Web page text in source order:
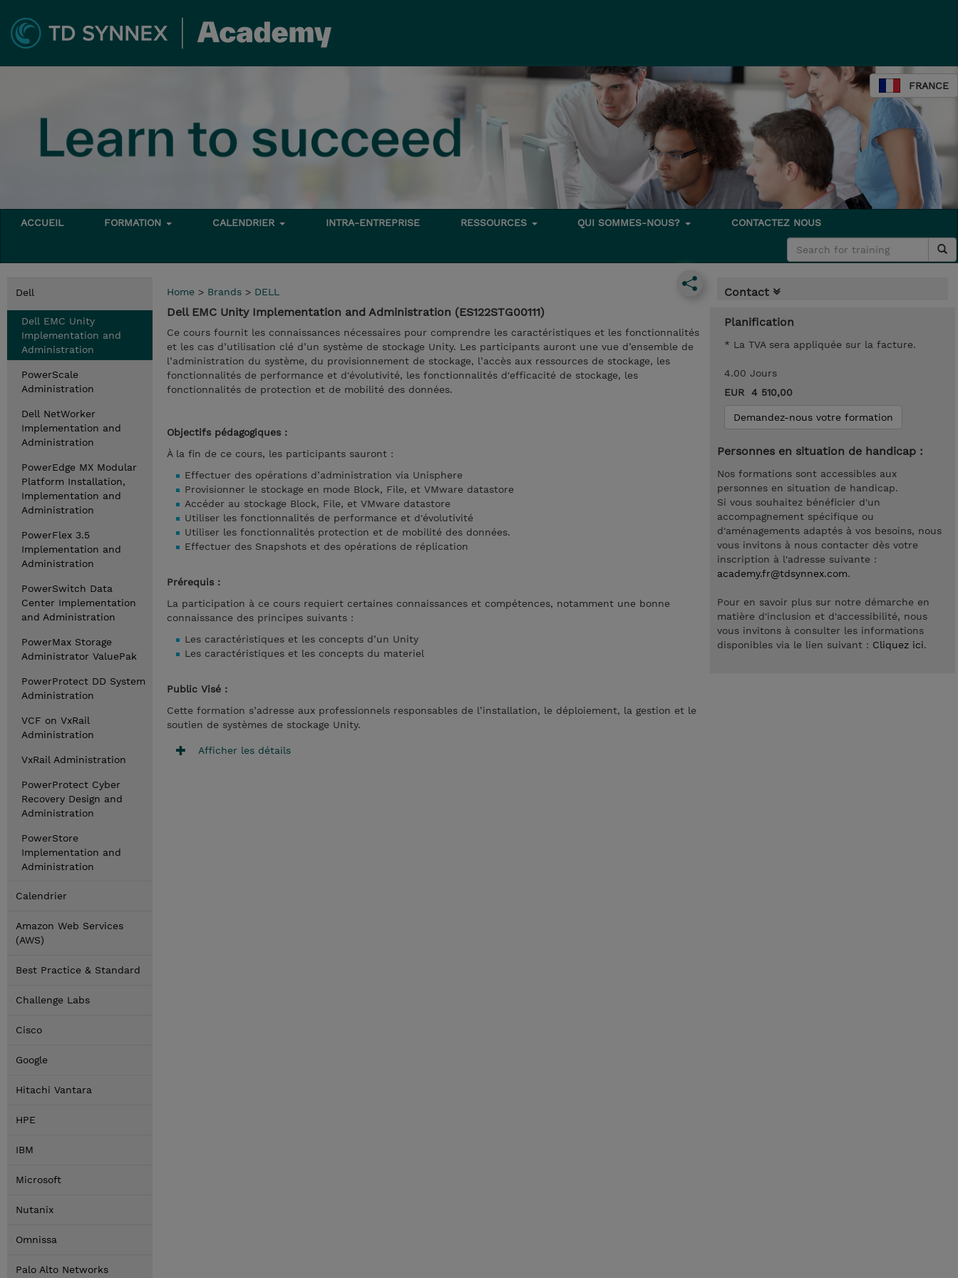
FRANCE
ACCUEIL FORMATION CALENDRIER INTRA-ENTREPRISE RESSOURCES QUI SOMMES-NOUS? CONTACTEZ NOUS
Dell
Dell EMC Unity
Implementation and
Administration
PowerScale
Administration
Dell NetWorker
Implementation and
Administration
PowerEdge MX Modular
Platform Installation,
Implementation and
Administration
PowerFlex 3.5
Implementation and
Administration
PowerSwitch Data
Center Implementation
and Administration
PowerMax Storage
Administrator ValuePak
PowerProtect DD System
Administration
VCF on VxRail
Administration
VxRail Administration
PowerProtect Cyber
Recovery Design and
Administration
PowerStore
Implementation and
Administration
Calendrier
Amazon Web Services
(AWS)
Best Practice & Standard
Challenge Labs
Cisco
Google
Hitachi Vantara
HPE
IBM
Microsoft
Nutanix
Omnissa
Palo Alto Networks
Home > Brands > DELL
Dell EMC Unity Implementation and Administration (ES122STG00111)
Ce cours fournit les connaissances nécessaires pour comprendre les caractéristiques et les fonctionnalités
et les cas d’utilisation clé d’un système de stockage Unity. Les participants auront une vue d’ensemble de
l’administration du système, du provisionnement de stockage, l’accès aux ressources de stockage, les
fonctionnalités de performance et d'évolutivité, les fonctionnalités d'efficacité de stockage, les
fonctionnalités de protection et de mobilité des données.
Objectifs pédagogiques :
À la fin de ce cours, les participants sauront :
Effectuer des opérations d’administration via Unisphere
Provisionner le stockage en mode Block, File, et VMware datastore
Accéder au stockage Block, File, et VMware datastore
Utiliser les fonctionnalités de performance et d'évolutivité
Utiliser les fonctionnalités protection et de mobilité des données.
Effectuer des Snapshots et des opérations de réplication
Prérequis :
La participation à ce cours requiert certaines connaissances et compétences, notamment une bonne
connaissance des principes suivants :
Les caractéristiques et les concepts d’un Unity
Les caractéristiques et les concepts du materiel
Public Visé :
Cette formation s’adresse aux professionnels responsables de l’installation, le déploiement, la gestion et le
soutien de systèmes de stockage Unity.
Afficher les détails
Contact
Planification
* La TVA sera appliquée sur la facture.
4.00 Jours
EUR 4 510,00
Demandez-nous votre formation
Personnes en situation de handicap :
Nos formations sont accessibles aux
personnes en situation de handicap.
Si vous souhaitez bénéficier d'un
accompagnement spécifique ou
d'aménagements adaptés à vos besoins, nous
vous invitons à nous contacter dès votre
inscription à l'adresse suivante :
academy.fr@tdsynnex.com.
Pour en savoir plus sur notre démarche en
matière d'inclusion et d'accessibilité, nous
vous invitons à consulter les informations
disponibles via le lien suivant : Cliquez ici.